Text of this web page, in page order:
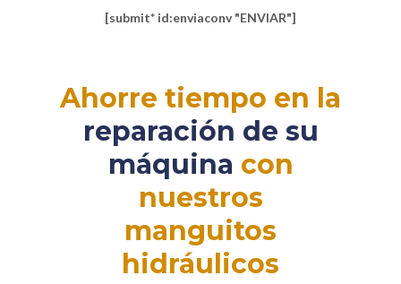
[submit* id:enviaconv "ENVIAR"]
Ahorre tiempo en la
reparación de su
máquina con
nuestros
manguitos
hidráulicos